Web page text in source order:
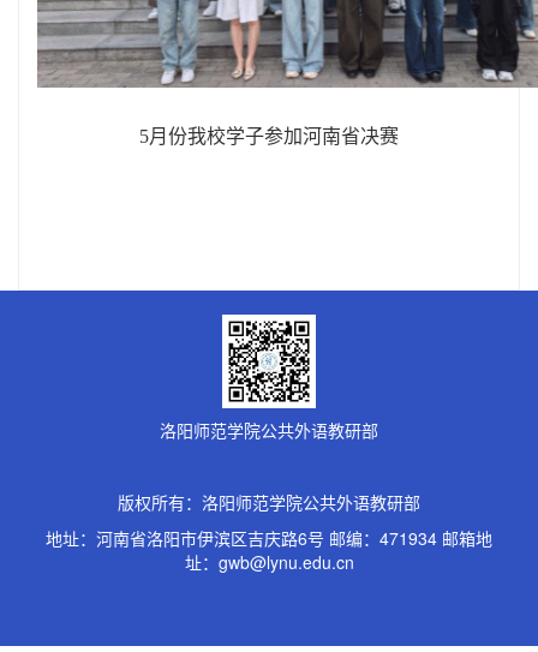
5月份我校学子参加河南省决赛
洛阳师范学院公共外语教研部
版权所有：洛阳师范学院公共外语教研部
地址：河南省洛阳市伊滨区吉庆路6号 邮编：471934 邮箱地
址：gwb@lynu.edu.cn